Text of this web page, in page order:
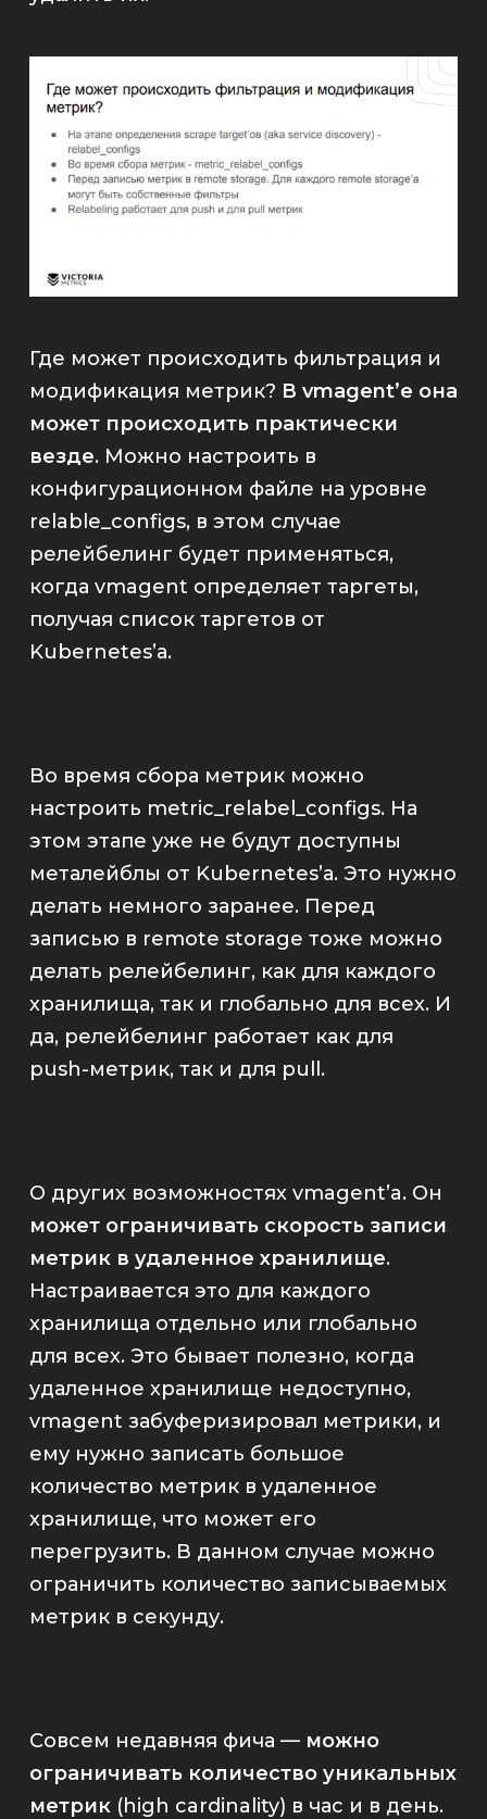
Где может происходить фильтрация и
модификация метрик? В vmagent’е она
может происходить практически
везде. Можно настроить в
конфигурационном файле на уровне
relable_configs, в этом случае
релейбелинг будет применяться,
когда vmagent определяет таргеты,
получая список таргетов от
Kubernetes’а.
Во время сбора метрик можно
настроить metric_relabel_configs. На
этом этапе уже не будут доступны
металейблы от Kubernetes’а. Это нужно
делать немного заранее. Перед
записью в remote storage тоже можно
делать релейбелинг, как для каждого
хранилища, так и глобально для всех. И
да, релейбелинг работает как для
push-метрик, так и для pull.
О других возможностях vmagent’a. Он
может ограничивать скорость записи
метрик в удаленное хранилище.
Настраивается это для каждого
хранилища отдельно или глобально
для всех. Это бывает полезно, когда
удаленное хранилище недоступно,
vmagent забуферизировал метрики, и
ему нужно записать большое
количество метрик в удаленное
хранилище, что может его
перегрузить. В данном случае можно
ограничить количество записываемых
метрик в секунду.
Совсем недавняя фича — можно
ограничивать количество уникальных
метрик(high cardinality) в час и в день.